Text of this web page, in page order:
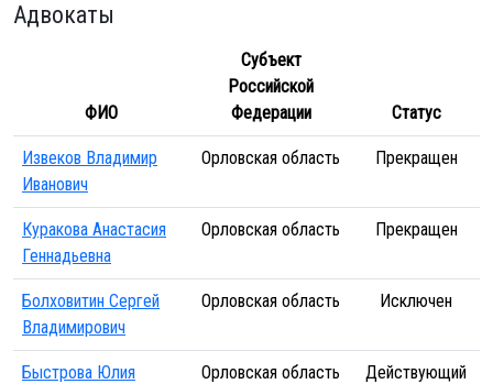
Адвокаты
ФИО
Субъект
Российской
Федерации
Статус
Извеков Владимир
Иванович
Орловская область Прекращен
Куракова Анастасия
Геннадьевна
Орловская область Прекращен
Болховитин Сергей
Владимирович
Орловская область Исключен
Быстрова Юлия
Орловская область Действующий